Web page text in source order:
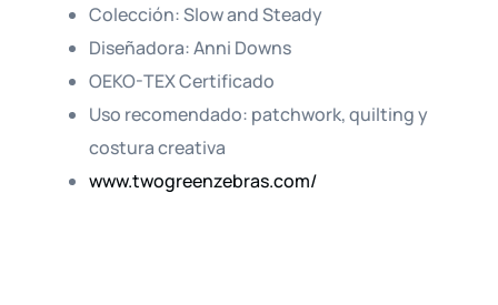
Colección: Slow and Steady
Diseñadora: Anni Downs
OEKO-TEX Certificado
Uso recomendado: patchwork, quilting y
costura creativa
www.twogreenzebras.com/